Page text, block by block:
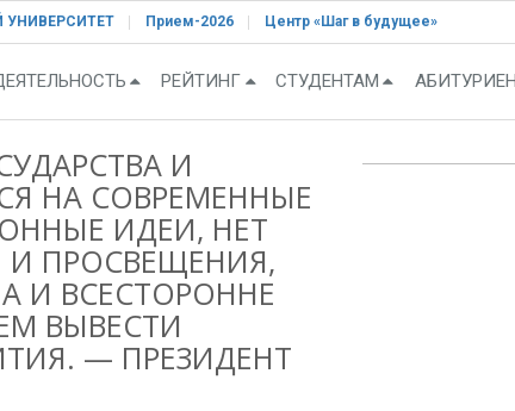
УНИВЕРСИТЕТ Прием-2026 Центр «Шаг в будущее»
РЕЙТИНГ СТУДЕНТАМ
И
НА СОВРЕМЕННЫЕ
ИДЕИ, НЕТ
И ПРОСВЕЩЕНИЯ,
И ВСЕСТОРОННЕ
ВЫВЕСТИ
— ПРЕЗИДЕНТ